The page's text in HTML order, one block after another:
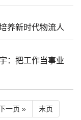
养新时代物流人
：把工作当事业
一页 » 末页